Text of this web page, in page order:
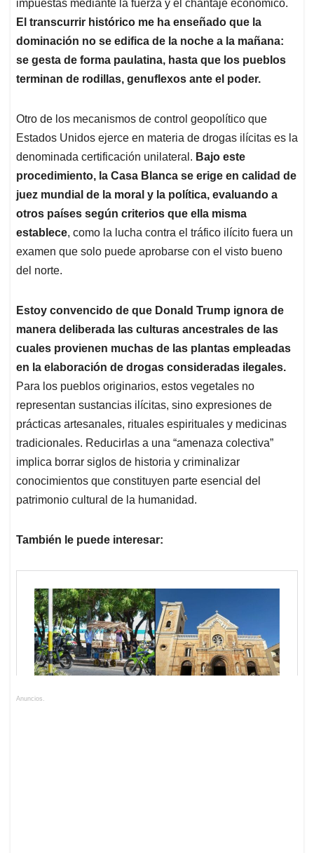
impuestas mediante la fuerza y el chantaje económico.
El transcurrir histórico me ha enseñado que la
dominación no se edifica de la noche a la mañana:
se gesta de forma paulatina, hasta que los pueblos
terminan de rodillas, genuflexos ante el poder.
Otro de los mecanismos de control geopolítico que
Estados Unidos ejerce en materia de drogas ilícitas es la
denominada certificación unilateral. Bajo este
procedimiento, la Casa Blanca se erige en calidad de
juez mundial de la moral y la política, evaluando a
otros países según criterios que ella misma
establece, como la lucha contra el tráfico ilícito fuera un
examen que solo puede aprobarse con el visto bueno
del norte.
Estoy convencido de que Donald Trump ignora de
manera deliberada las culturas ancestrales de las
cuales provienen muchas de las plantas empleadas
en la elaboración de drogas consideradas ilegales.
Para los pueblos originarios, estos vegetales no
representan sustancias ilícitas, sino expresiones de
prácticas artesanales, rituales espirituales y medicinas
tradicionales. Reducirlas a una “amenaza colectiva”
implica borrar siglos de historia y criminalizar
conocimientos que constituyen parte esencial del
patrimonio cultural de la humanidad.
También le puede interesar:
Anuncios.